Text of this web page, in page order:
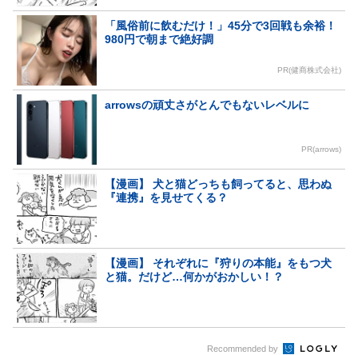
「風俗前に飲むだけ！」45分で3回戦も余裕！
980円で朝まで絶好調
PR(健商株式会社)
arrowsの頑丈さがとんでもないレベルに
PR(arrows)
【漫画】 犬と猫どっちも飼ってると、思わぬ
『連携』を見せてくる？
【漫画】 それぞれに『狩りの本能』をもつ犬
と猫。だけど…何かがおかしい！？
Recommended by